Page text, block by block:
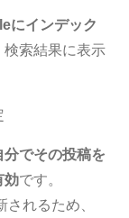
にインデック
検索結果に表示
分でその投稿を
効です。
れるため、